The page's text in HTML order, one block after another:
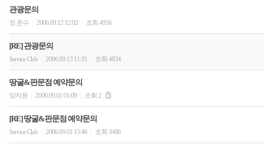
관광문의
정 준수 2006.09.12 12:02 조회 4956
[RE] 관광문의
Service Club 2006.09.13 11:31 조회 4834
땅굴&판문점 예약문의
양지원 2006.09.01 01:09 조회 2
[RE] 땅굴&판문점 예약문의
Service Club 2006.09.01 15:46 조회 3486